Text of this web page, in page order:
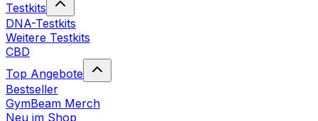
Testkits
DNA-Testkits
Weitere Testkits
CBD
Top Angebote
Bestseller
GymBeam Merch
Neu im Shop